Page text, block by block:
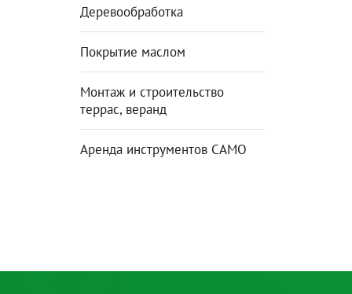
Деревообработка
Покрытие маслом
Монтаж и строительство
террас, веранд
Аренда инструментов CAMO